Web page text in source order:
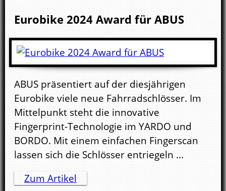
Eurobike 2024 Award für ABUS
ABUS präsentiert auf der diesjährigen
Eurobike viele neue Fahrradschlösser. Im
Mittelpunkt steht die innovative
Fingerprint-Technologie im YARDO und
BORDO. Mit einem einfachen Fingerscan
lassen sich die Schlösser entriegeln ...
Zum Artikel